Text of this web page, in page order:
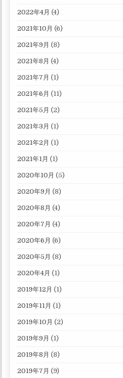
2022年4月 (4)
2021年10月 (6)
2021年9月 (8)
2021年8月 (4)
2021年7月 (1)
2021年6月 (11)
2021年5月 (2)
2021年3月 (1)
2021年2月 (1)
2021年1月 (1)
2020年10月 (5)
2020年9月 (8)
2020年8月 (4)
2020年7月 (4)
2020年6月 (6)
2020年5月 (8)
2020年4月 (1)
2019年12月 (1)
2019年11月 (1)
2019年10月 (2)
2019年9月 (1)
2019年8月 (8)
2019年7月 (9)